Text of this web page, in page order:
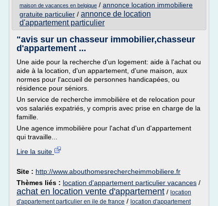
maison de vacances en belgique / annonce location immobiliere
gratuite particulier / annonce de location
d'appartement particulier
"avis sur un chasseur immobilier,chasseur
d'appartement ...
Une aide pour la recherche d'un logement: aide à l'achat ou
aide à la location, d'un appartement, d'une maison, aux
normes pour l'accueil de personnes handicapées, ou
résidence pour séniors.
Un service de recherche immobilière et de relocation pour
vos salariés expatriés, y compris avec prise en charge de la
famille.
Une agence immobilière pour l'achat d'un d'appartement
qui travaille...
Lire la suite
Site : http://www.abouthomesrechercheimmobiliere.fr
Thèmes liés : location d'appartement particulier vacances /
achat en location vente d'appartement / location
d'appartement particulier en ile de france / location d'appartement